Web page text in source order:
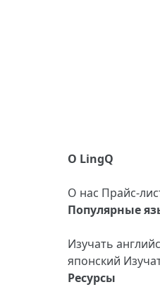
О LingQ
О нас Прайс-
Популярные
Изучать
японский
Ресурсы